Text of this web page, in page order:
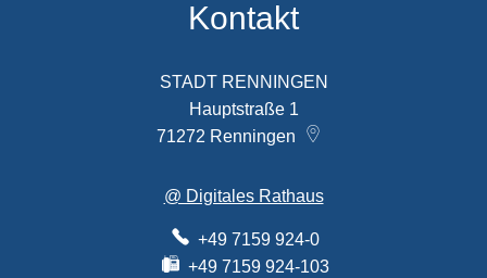
Kontakt
STADT RENNINGEN
Hauptstraße 1
71272 Renningen
@ Digitales Rathaus
+49 7159 924-0
+49 7159 924-103